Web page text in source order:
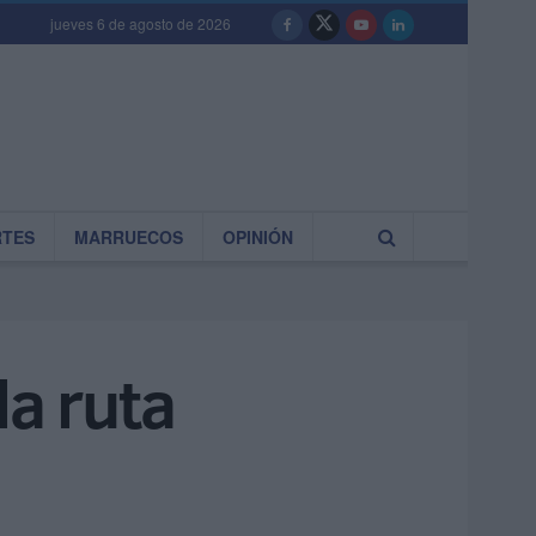
jueves 6 de agosto de 2026
MARRUECOS OPINIÓN
ruta